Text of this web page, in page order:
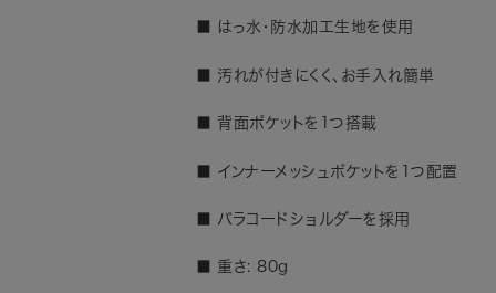
■ はっ水・防水加工生地を使用
■ 汚れが付きにくく、お手入れ簡単
■ 背面ポケットを1つ搭載
■ インナーメッシュポケットを1つ配置
■ パラコードショルダーを採用
■ 重さ: 80g